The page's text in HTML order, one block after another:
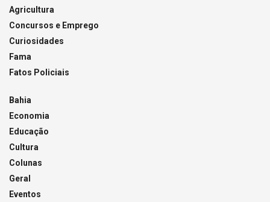
Agricultura
Concursos e Emprego
Curiosidades
Fama
Fatos Policiais
Bahia
Economia
Educação
Cultura
Colunas
Geral
Eventos